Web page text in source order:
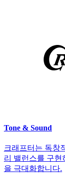
Tone & Sound
크래프터는 독창
리 밸런스를 구
을 극대화합니다.